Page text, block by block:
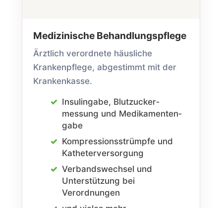
Medizinische Behandlungs­pflege
Ärztlich verordnete häusliche
Kranken­pflege, abgestimmt mit der
Krankenkasse.
Insulingabe, Blutzucker­
messung und Medikamenten­
gabe
Kompressions­strümpfe und
Katheter­versorgung
Verbands­wechsel und
Unterstützung bei
Verordnungen